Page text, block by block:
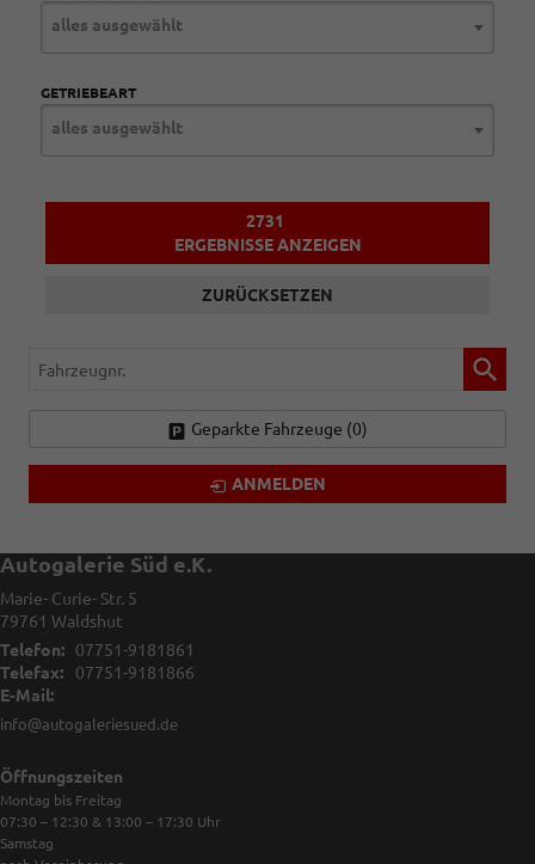
alles ausgewählt
GETRIEBEART
alles ausgewählt
2731
ERGEBNISSE ANZEIGEN
ZURÜCKSETZEN
Fahrzeugnr.
Geparkte Fahrzeuge (0)
ANMELDEN
Autogalerie Süd e.K.
Marie- Curie- Str. 5
79761 Waldshut
Telefon:
07751-9181861
Telefax:
07751-9181866
E-Mail:
info@autogaleriesued.de
Öffnungszeiten
Montag bis Freitag
07:30 – 12:30 & 13:00 – 17:30 Uhr
Samstag